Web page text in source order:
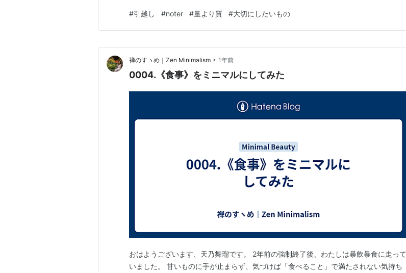
のが王道ですが、記事の中身が薄くても、量で勝負していく必要があります。 自分の
今のライフ…
#引越し #noter #量より質 #大切にしたいもの
禅のすヽめ｜Zen Minimalism • 1年前
0004.《食事》をミニマルにしてみた
おはようございます、天乃舞瑠です。 2年前の強制終了後、わたしは暴飲暴食に走って
いました。 甘いものに手が止まらず、気づけば「食べること」で満たされない気持ち